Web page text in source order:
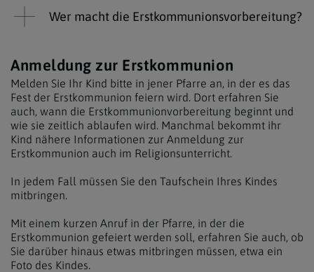
Wer macht die Erstkommunionsvorbereitung?
Anmeldung zur Erstkommunion
Melden Sie Ihr Kind bitte in jener Pfarre an, in der es das
Fest der Erstkommunion feiern wird. Dort erfahren Sie
auch, wann die Erstkommunionvorbereitung beginnt und
wie sie zeitlich ablaufen wird. Manchmal bekommt ihr
Kind nähere Informationen zur Anmeldung zur
Erstkommunion auch im Religionsunterricht.
In jedem Fall müssen Sie den Taufschein Ihres Kindes
mitbringen.
Mit einem kurzen Anruf in der Pfarre, in der die
Erstkommunion gefeiert werden soll, erfahren Sie auch, ob
Sie darüber hinaus etwas mitbringen müssen, etwa ein
Foto des Kindes.